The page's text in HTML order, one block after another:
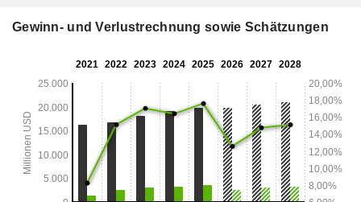
Gewinn- und Verlustrechnung sowie Schätzungen